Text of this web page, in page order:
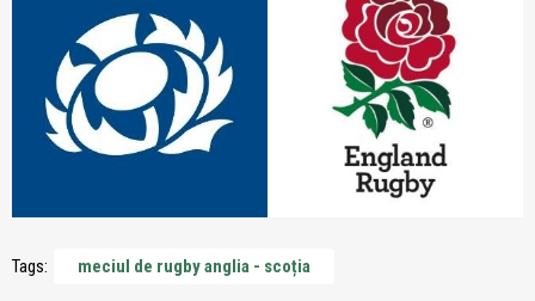
Tags: meciul de rugby anglia - scoția